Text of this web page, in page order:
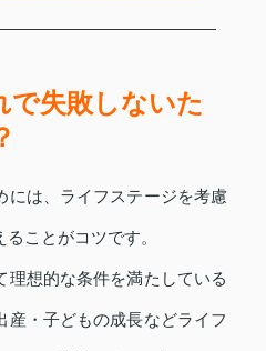
で失敗しないた
には、ライフステージを考慮
ことがコツです。
理想的な条件を満たしている
産・子どもの成長などライフ